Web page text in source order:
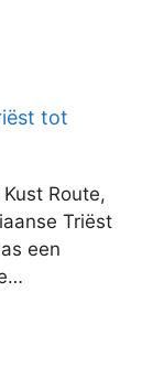
tot
Route,
Triëst
een